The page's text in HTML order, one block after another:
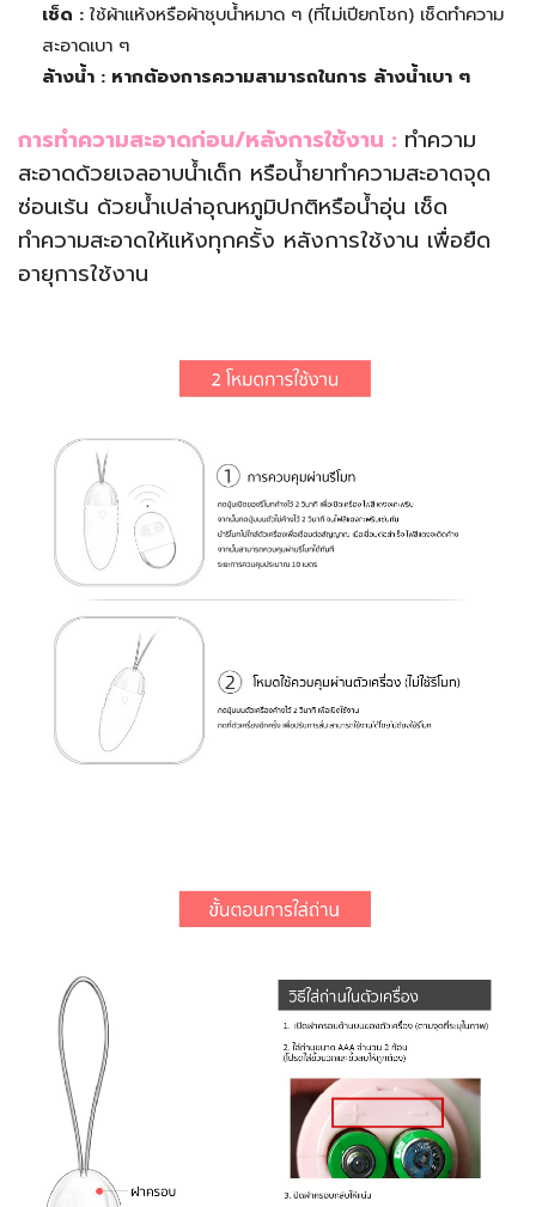
เช็ด : ใช้ผ้าแห้งหรือผ้าชุบน้ำหมาด ๆ (ที่ไม่เปียกโชก) เช็ดทำความ
สะอาดเบา ๆ
ล้างน้ำ : หากต้องการความสามารถในการ ล้างน้ำเบา ๆ
การทำความสะอาดก่อน/หลังการใช้งาน : ทำความ
สะอาดด้วยเจลอาบน้ำเด็ก หรือน้ำยาทำความสะอาดจุด
ซ่อนเร้น ด้วยน้ำเปล่าอุณหภูมิปกติหรือน้ำอุ่น เช็ด
ทำความสะอาดให้แห้งทุกครั้ง หลังการใช้งาน เพื่อยืด
อายุการใช้งาน